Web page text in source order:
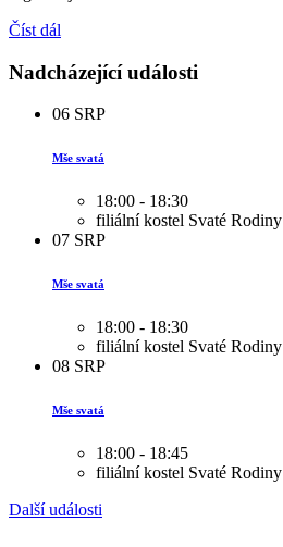
Číst dál
Nadcházející události
06 SRP
Mše svatá
18:00 - 18:30
filiální kostel Svaté Rodiny
07 SRP
Mše svatá
18:00 - 18:30
filiální kostel Svaté Rodiny
08 SRP
Mše svatá
18:00 - 18:45
filiální kostel Svaté Rodiny
Další události